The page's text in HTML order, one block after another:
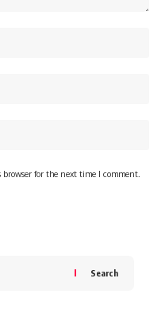
for the next time I comment.
Search